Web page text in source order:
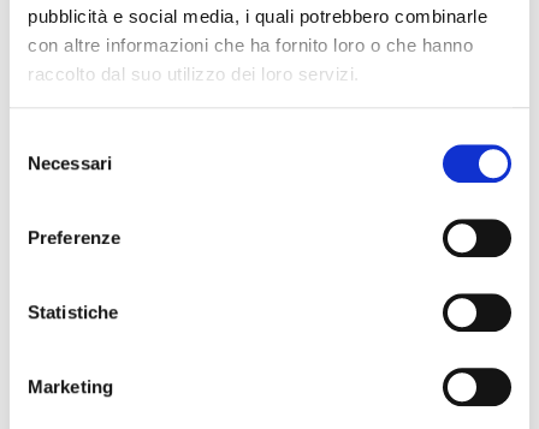
pubblicità e social media, i quali potrebbero combinarle
con altre informazioni che ha fornito loro o che hanno
raccolto dal suo utilizzo dei loro servizi.
delNecessari
Preferenze
Statistiche
Marketing
Centro Cash celebra 20 anni
Categorie
Aggiornamenti